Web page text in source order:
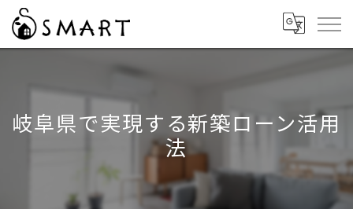
岐阜県で実現する新築ローン活用
法